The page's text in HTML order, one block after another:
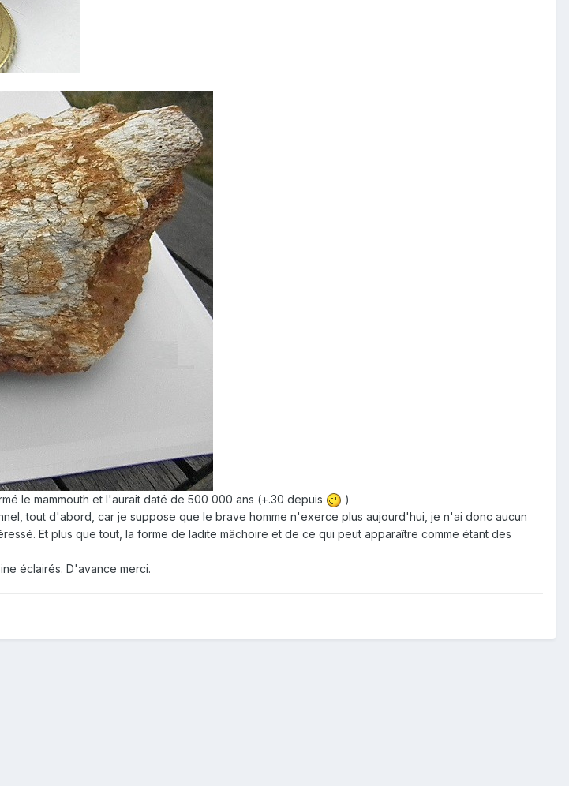
le mammouth et l'aurait daté de 500 000 ans (+.30 depuis
)
tout d'abord, car je suppose que le brave homme n'exerce plus aujourd'hui, je n'ai donc aucun
Et plus que tout, la forme de ladite mâchoire et de ce qui peut apparaître comme étant des
éclairés. D'avance merci.